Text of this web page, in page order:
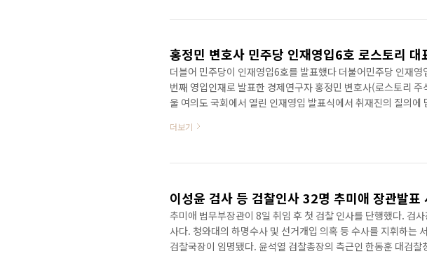
동원그룹 금산분리를 주도해 한국투자신탁을 인수·합병했다.
홍정민 변호사 민주당 인재영입6호 로스토리 대
더블어 민주당이 인재영입6호를 발표했다 더불어민주당 인재
번째 영입인재로 발표한 경제연구자 홍정민 변호사(로스토리
울 여의도 국회에서 열린 인재영입 발표식에서 취재진의 질의
비스를 제공하는 프로그램을 개발해 혁신적·서민적 AI 법률서비
이후 육아를 위해 퇴사한 뒤 독학으로 사법시험에 도전, 합격해
더보기
추미애 법무부장관이 8일 취임 후 첫 검찰 인사를 단행했다. 검
사다. 청와대의 하명수사 및 선거개입 의혹 등 수사를 지휘하는
검찰국장이 임명됐다. 윤석열 검찰총장의 측근인 한동훈 대검찰